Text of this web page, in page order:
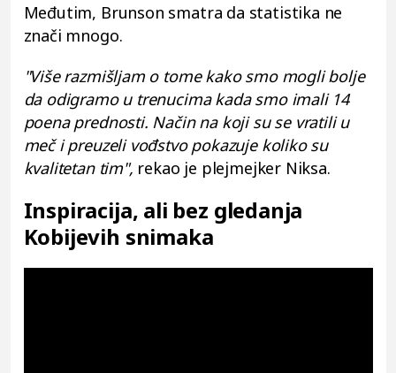
Međutim, Brunson smatra da statistika ne
znači mnogo.
"Više razmišljam o tome kako smo mogli bolje
da odigramo u trenucima kada smo imali 14
poena prednosti. Način na koji su se vratili u
meč i preuzeli vođstvo pokazuje koliko su
kvalitetan tim", rekao je plejmejker Niksa.
Inspiracija, ali bez gledanja
Kobijevih snimaka